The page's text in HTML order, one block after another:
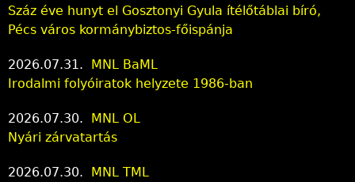
Száz éve hunyt el Gosztonyi Gyula ítélőtáblai bíró,
Pécs város kormánybiztos-főispánja
2026.07.31.
MNL BaML
Irodalmi folyóiratok helyzete 1986-ban
2026.07.30.
MNL OL
Nyári zárvatartás
2026.07.30.
MNL TML